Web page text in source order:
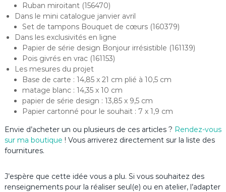
Ruban miroitant (156470)
Dans le mini catalogue janvier avril
Set de tampons Bouquet de cœurs (160379)
Dans les exclusivités en ligne
Papier de série design Bonjour irrésistible (161139)
Pois givrés en vrac (161153)
Les mesures du projet
Base de carte : 14,85 x 21 cm plié à 10,5 cm
matage blanc : 14,35 x 10 cm
papier de série design : 13,85 x 9,5 cm
Papier cartonné pour le souhait : 7 x 1,9 cm
Envie d’acheter un ou plusieurs de ces articles ? Rendez-vous
sur ma boutique ! Vous arriverez directement sur la liste des
fournitures.
J’espère que cette idée vous a plu. Si vous souhaitez des
renseignements pour la réaliser seul(e) ou en atelier, l’adapter